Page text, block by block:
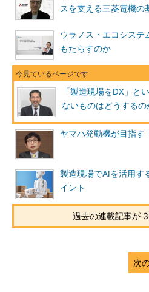
スを支える三菱電機の
ウラノス・エコシステ
もたらすのか
「製造現場をDX」と
ないものはどうするの
ヤマハ発動機が目指す
製造現場でAIを活用す
イント
過去の連載記事が
次